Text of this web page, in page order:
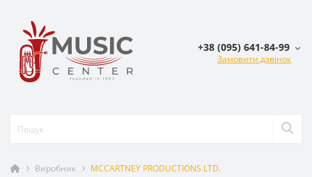
+38 (095) 641-84-99
Замовити дзвінок
Виробник MCCARTNEY PRODUCTIONS LTD.